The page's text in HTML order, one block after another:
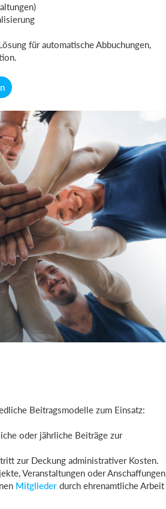
für automatische Abbuchungen,
Beitragsmodelle zum Einsatz:
oder jährliche Beiträge zur
zur Deckung administrativer Kosten.
Veranstaltungen oder Anschaffungen.
Mitglieder durch ehrenamtliche Arbeit